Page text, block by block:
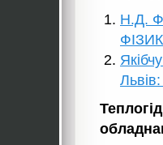
Н.Д.